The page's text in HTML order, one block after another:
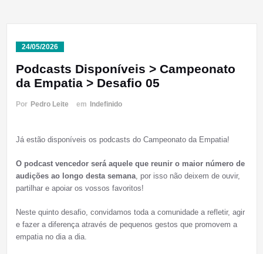
24/05/2026
Podcasts Disponíveis > Campeonato
da Empatia > Desafio 05
Por Pedro Leite em Indefinido
Já estão disponíveis os podcasts do Campeonato da Empatia!
O podcast vencedor será aquele que reunir o maior número de
audições ao longo desta semana, por isso não deixem de ouvir,
partilhar e apoiar os vossos favoritos!
Neste quinto desafio, convidamos toda a comunidade a refletir, agir
e fazer a diferença através de pequenos gestos que promovem a
empatia no dia a dia.